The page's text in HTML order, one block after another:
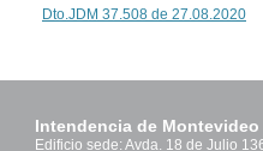
Dto.JDM 37.508 de 27.08.2020
Intendencia de Montevideo
Edificio sede: Avda. 18 de Julio